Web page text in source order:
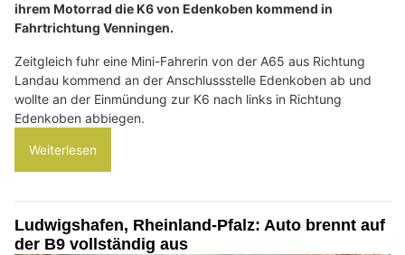
ihrem Motorrad die K6 von Edenkoben kommend in
Fahrtrichtung Venningen.
Zeitgleich fuhr eine Mini-Fahrerin von der A65 aus Richtung
Landau kommend an der Anschlussstelle Edenkoben ab und
wollte an der Einmündung zur K6 nach links in Richtung
Edenkoben abbiegen.
Weiterlesen
Ludwigshafen, Rheinland-Pfalz: Auto brennt auf
der B9 vollständig aus